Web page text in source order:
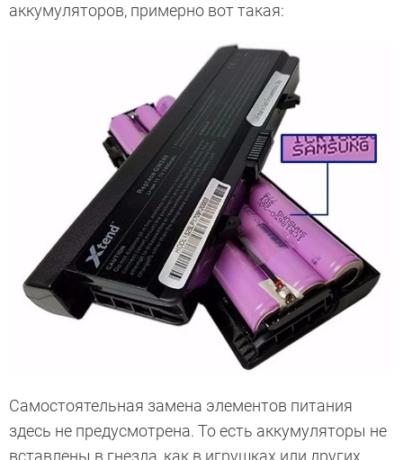
аккумуляторов, примерно вот такая:
Самостоятельная замена элементов питания
здесь не предусмотрена. То есть аккумуляторы не
вставлены в гнезда, как в игрушках или других